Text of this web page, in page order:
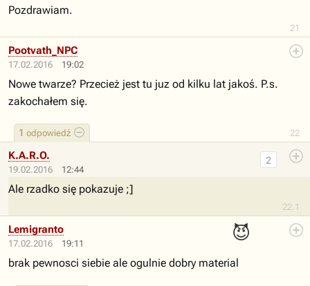
21
Pozdrawiam.
17.02.2016 19:02
22
1 odpowiedź
Pootvath_NPC
Nowe twarze? Przecież jest tu juz od kilku lat jakoś. P.s.
zakochałem się.
19.02.2016 12:44
22.1
2
K.A.R.O.
Ale rzadko się pokazuje ;]
17.02.2016 19:11
😈
Lemigranto
brak pewnosci siebie ale ogulnie dobry material